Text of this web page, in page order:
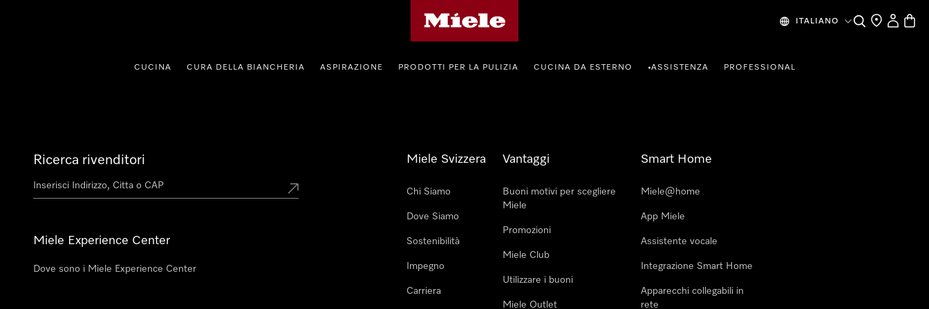
ITALIANO CercaRicerca
Il mio
CUCINA CURA DELLA BIANCHERIA ASPIRAZIONE PRODOTTI PER LA PULIZIA CUCINA DA ESTERNO •ASSISTENZA PROFESSIONAL
Ricerca rivenditori
Miele Experience Center
Dove sono i Miele Experience Center
Miele Svizzera
Chi Siamo
Dove Siamo
Sostenibilità
Impegno
Carriera
Vantaggi
Buoni motivi per scegliere
Miele
Promozioni
Miele Club
Utilizzare i buoni
Miele Outlet
Smart Home
Miele@home
App Miele
Assistente vocale
Integrazione Smart Home
Apparecchi collegabili in
rete